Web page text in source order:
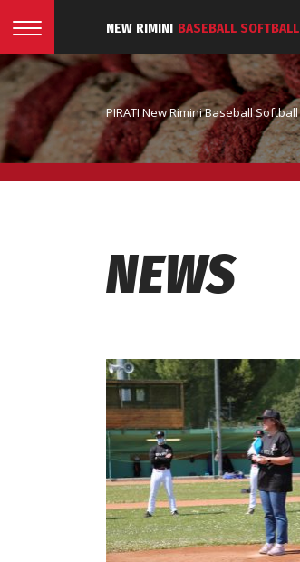
NEW RIMINI BASEBALL SOFTBALL
PIRATI New Rimini Baseball Softball
NEWS